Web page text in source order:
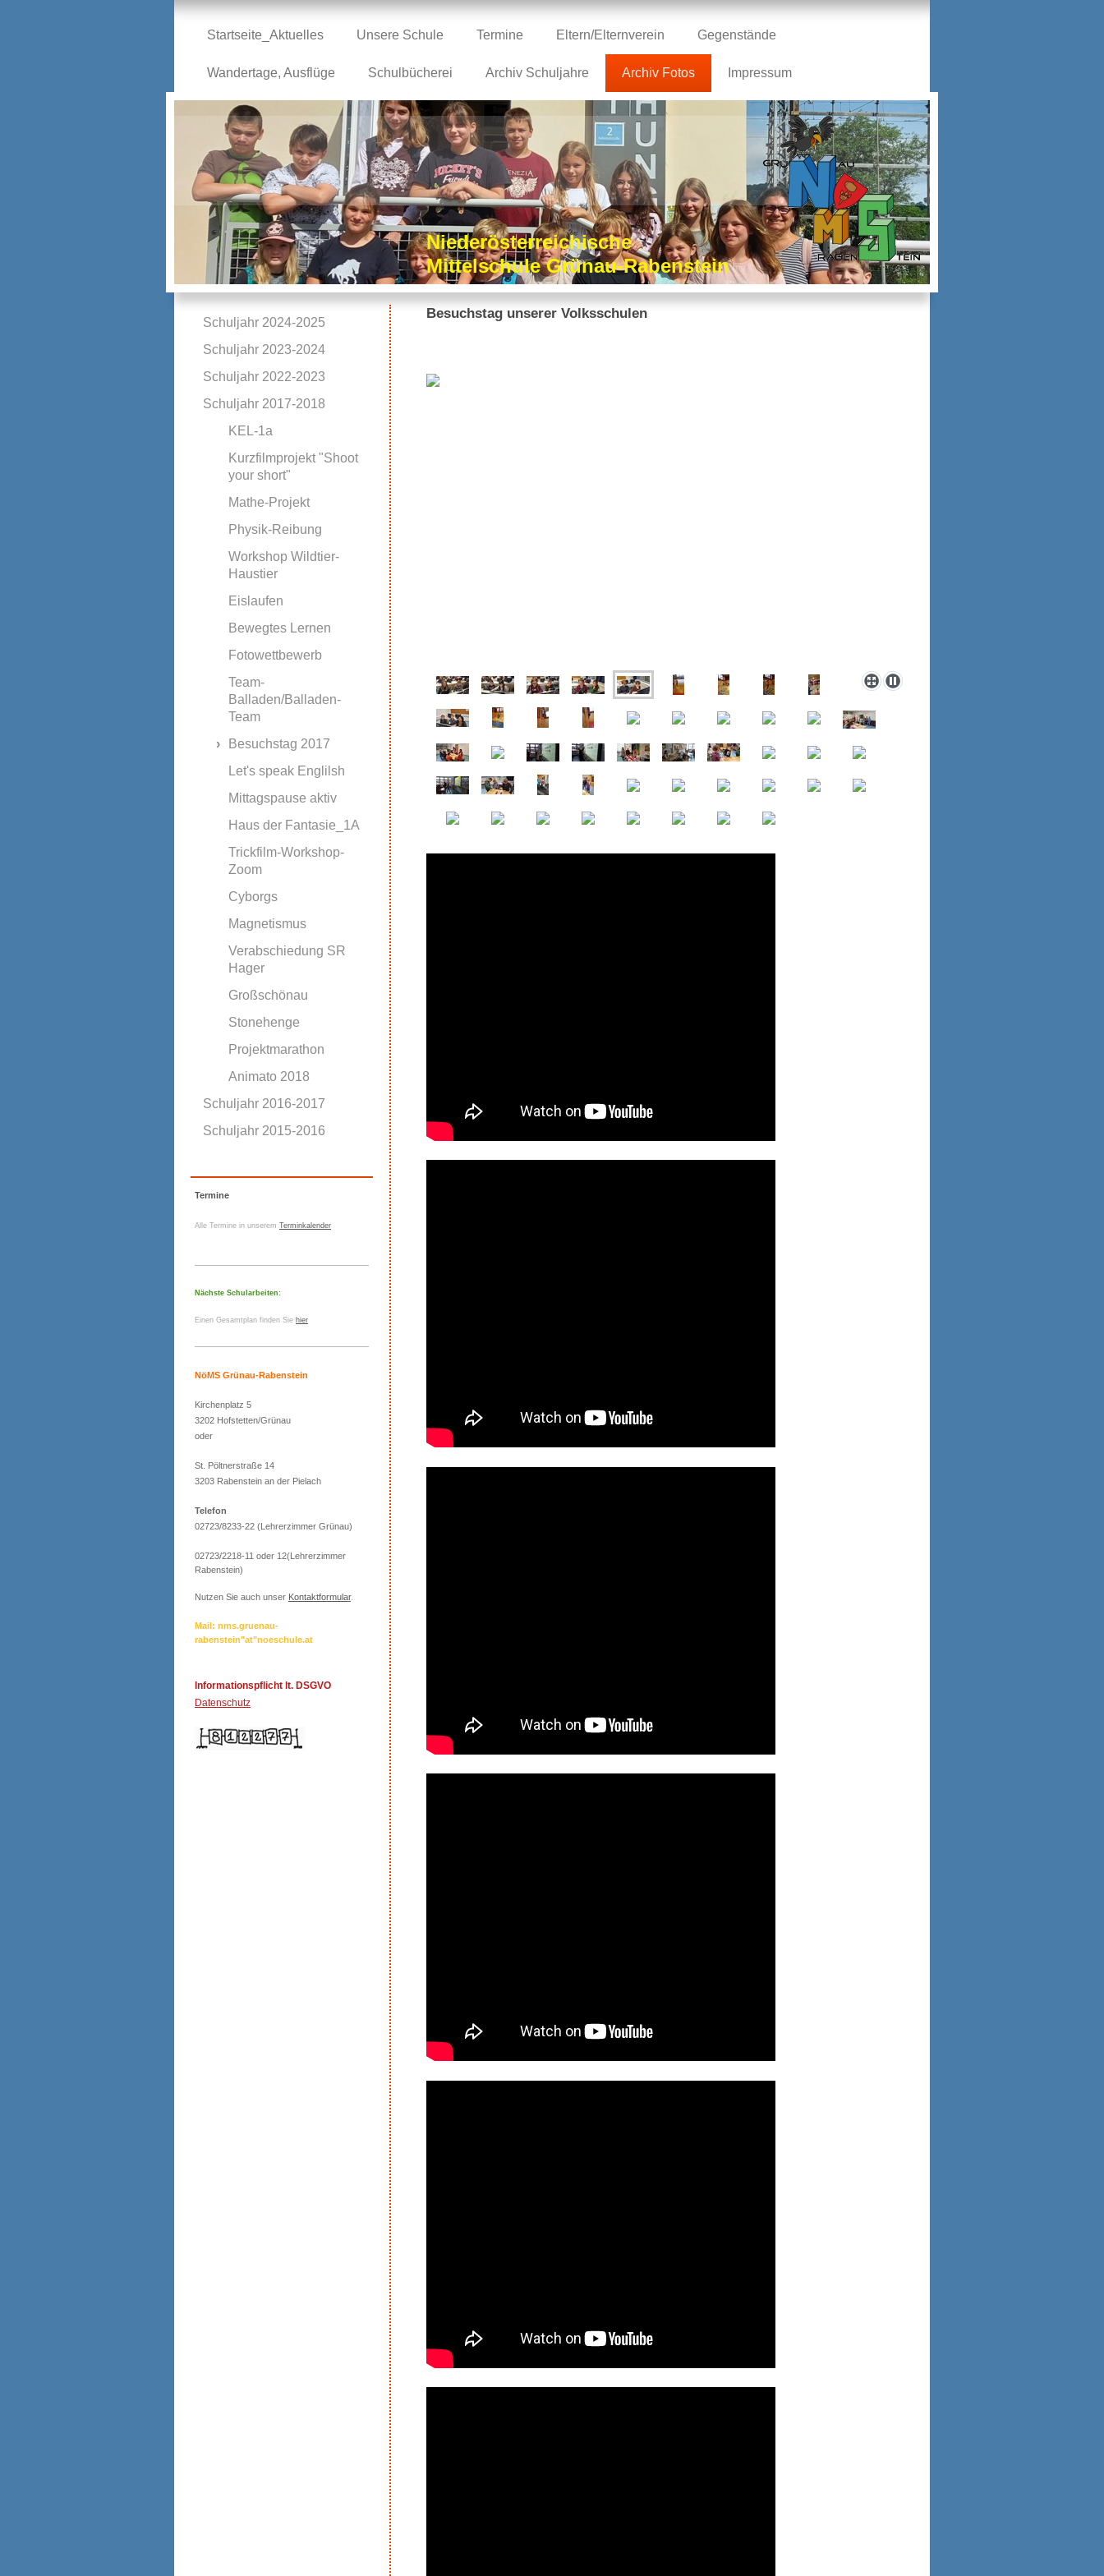
Startseite_Aktuelles Unsere Schule Termine Eltern/Elternverein Gegenstände
Wandertage, Ausflüge Schulbücherei Archiv Schuljahre Archiv Fotos Impressum
Niederösterreichische
Mittelschule Grünau-Rabenstein
Besuchstag unserer Volksschulen
Schuljahr 2024-2025
Schuljahr 2023-2024
Schuljahr 2022-2023
Schuljahr 2017-2018
KEL-1a
Kurzfilmprojekt "Shoot
your short"
Mathe-Projekt
Physik-Reibung
Workshop Wildtier-
Haustier
Eislaufen
Bewegtes Lernen
Fotowettbewerb
Team-
Balladen/Balladen-
Team
Besuchstag 2017
Let's speak Englilsh
Mittagspause aktiv
Haus der Fantasie_1A
Trickfilm-Workshop-
Zoom
Cyborgs
Magnetismus
Verabschiedung SR
Hager
Großschönau
Stonehenge
Projektmarathon
Animato 2018
Schuljahr 2016-2017
Schuljahr 2015-2016
Termine
Alle Termine in unserem Terminkalender
Nächste Schularbeiten:
Einen Gesamtplan finden Sie hier
NöMS Grünau-Rabenstein
Kirchenplatz 5
3202 Hofstetten/Grünau
oder
St. Pöltnerstraße 14
3203 Rabenstein an der Pielach
Telefon
02723/8233-22 (Lehrerzimmer Grünau)
02723/2218-11 oder 12(Lehrerzimmer
Rabenstein)
Nutzen Sie auch unser Kontaktformular.
Mail: nms.gruenau-
rabenstein"at"noeschule.at
Informationspflicht lt. DSGVO
Datenschutz